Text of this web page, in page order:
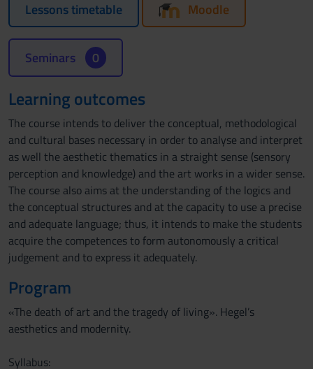
Lessons timetable Moodle
Seminars 0
Learning outcomes
The course intends to deliver the conceptual, methodological
and cultural bases necessary in order to analyse and interpret
as well the aesthetic thematics in a straight sense (sensory
perception and knowledge) and the art works in a wider sense.
The course also aims at the understanding of the logics and
the conceptual structures and at the capacity to use a precise
and adequate language; thus, it intends to make the students
acquire the competences to form autonomously a critical
judgement and to express it adequately.
Program
«The death of art and the tragedy of living». Hegel’s
aesthetics and modernity.
Syllabus: